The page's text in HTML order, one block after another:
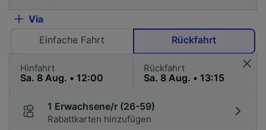
Via
Einfache Fahrt
Rückfahrt
Hinfahrt Rückfahrt
1 Erwachsene/r (26-59)
Rabattkarten hinzufügen